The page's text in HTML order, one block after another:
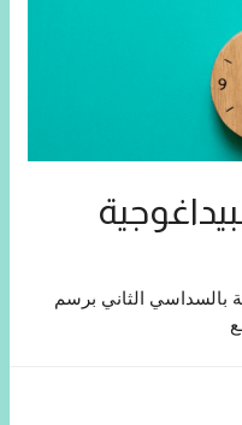
بالسداسي الثاني برسم